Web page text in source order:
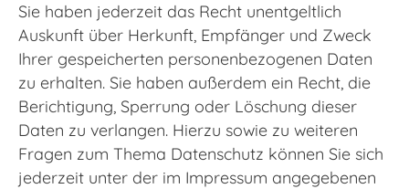
Sie haben jederzeit das Recht unentgeltlich
Auskunft über Herkunft, Empfänger und Zweck
Ihrer gespeicherten personenbezogenen Daten
zu erhalten. Sie haben außerdem ein Recht, die
Berichtigung, Sperrung oder Löschung dieser
Daten zu verlangen. Hierzu sowie zu weiteren
Fragen zum Thema Datenschutz können Sie sich
jederzeit unter der im Impressum angegebenen